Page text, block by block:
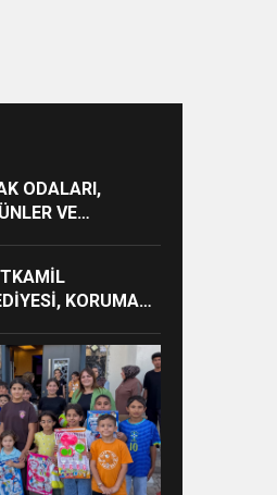
ODALARI,
VE
KORUMA